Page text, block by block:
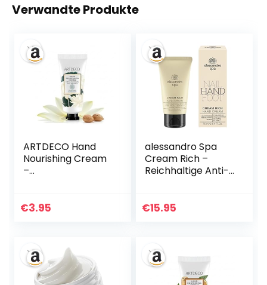
Verwandte Produkte
ARTDECO Hand
Nourishing Cream
–
Handbalsam mit
Handcreme für
zarte,
geschmeidige
€3.95
alessandro Spa
Cream Rich –
Reichhaltige Anti-
strapazierten
€15.95